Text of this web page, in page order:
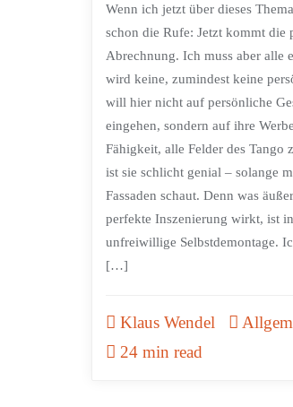
Wenn ich jetzt über dieses
schon die Rufe: Jetzt kommt die
Abrechnung. Ich muss aber alle
wird keine, zumindest keine
will hier nicht auf persönliche
eingehen, sondern auf ihre
Fähigkeit, alle Felder des Tango
ist sie schlicht genial – solange
Fassaden schaut. Denn was
perfekte Inszenierung wirkt, ist
unfreiwillige Selbstdemontage.
[…]
Klaus Wendel
24 min read